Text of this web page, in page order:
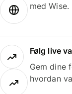
med Wise.
Følg live
Gem dine
hvordan